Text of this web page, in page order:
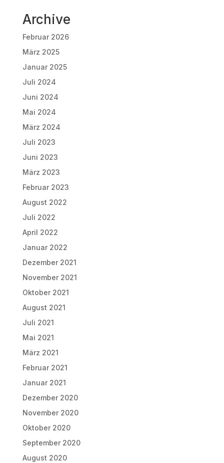
Archive
Februar 2026
März 2025
Januar 2025
Juli 2024
Juni 2024
Mai 2024
März 2024
Juli 2023
Juni 2023
März 2023
Februar 2023
August 2022
Juli 2022
April 2022
Januar 2022
Dezember 2021
November 2021
Oktober 2021
August 2021
Juli 2021
Mai 2021
März 2021
Februar 2021
Januar 2021
Dezember 2020
November 2020
Oktober 2020
September 2020
August 2020